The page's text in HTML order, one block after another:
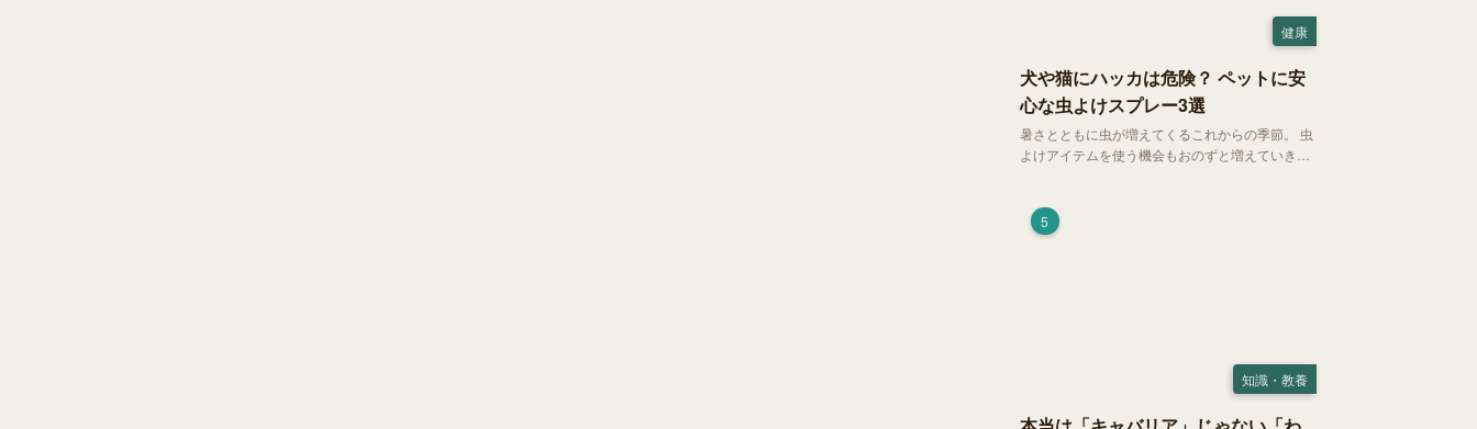
健康
犬や猫にハッカは危険？ ペットに安
心な虫よけスプレー3選
暑さとともに虫が増えてくるこれからの季節。 虫
よけアイテムを使う機会もおのずと増えていきま
健康には悪影響 だということはご存知ですか？
5
知識・教養